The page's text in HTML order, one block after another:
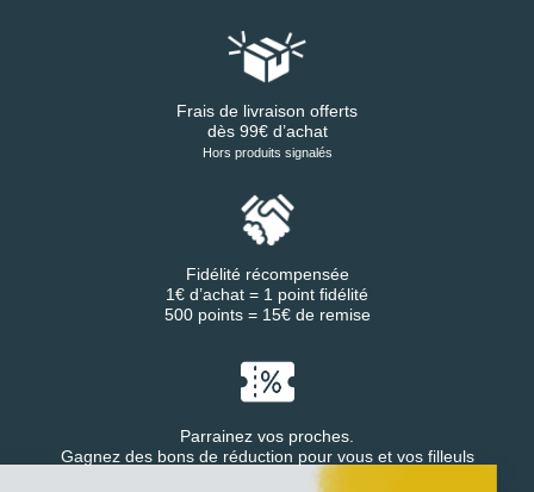
Continuer sans accepter
Frais de livraison offerts
dès 99€ d’achat
Hors produits signalés
Fidélité récompensée
1€ d’achat = 1 point fidélité
500 points = 15€ de remise
Parrainez vos proches.
Gagnez des bons de réduction pour vous et vos filleuls